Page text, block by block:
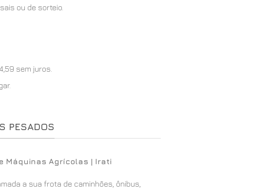
ou de sorteio.
sem juros.
PESADOS
Máquinas Agrícolas | Irati
a sua frota de caminhões, ônibus,